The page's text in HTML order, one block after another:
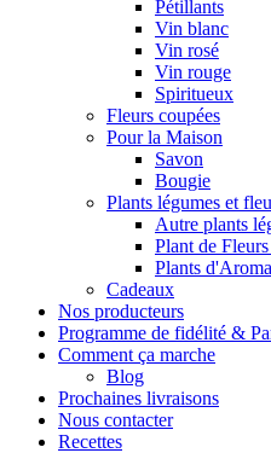
Pétillants
Vin blanc
Vin rosé
Vin rouge
Spiritueux
Fleurs coupées
Pour la Maison
Savon
Bougie
Plants légumes et
Autre plants
Plant de
Plants
Cadeaux
Nos producteurs
Programme de fidélité &
Comment ça marche
Blog
Prochaines livraisons
Nous contacter
Recettes